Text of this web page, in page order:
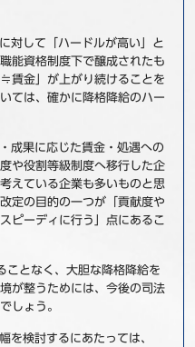
対して「ハードルが高い」と
能資格制度下で醸成されたも
賃金」が上がり続けることを
ては、確かに降格降給のハー
成果に応じた賃金・処遇への
や役割等級制度へ移行した企
えている企業も多いものと思
定の目的の一つが「貢献度や
ピーディに行う」点にあるこ
ことなく、大胆な降格降給を
が整うためには、今後の司法
しょう。
を検討するにあたっては、